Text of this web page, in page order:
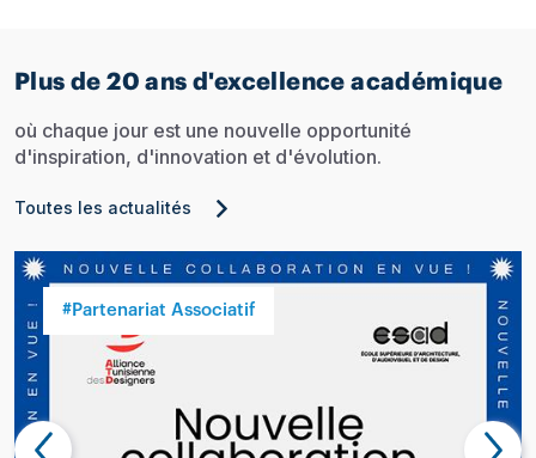
Plus de 20 ans d'excellence académique
où chaque jour est une nouvelle opportunité
d'inspiration, d'innovation et d'évolution.
Toutes les actualités
#Partenariat Associatif